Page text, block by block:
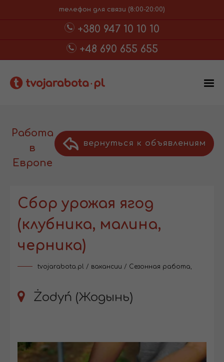
телефон для связи (8:00-20:00)
+380 947 10 10 10
+48 690 655 655
вернуться к объявлениям
Работа
в
Европе
Сбор урожая ягод
(клубника, малина,
черника)
tvojarabota.pl / вакансии / Сезонная работа,
Żodyń (Жодынь)